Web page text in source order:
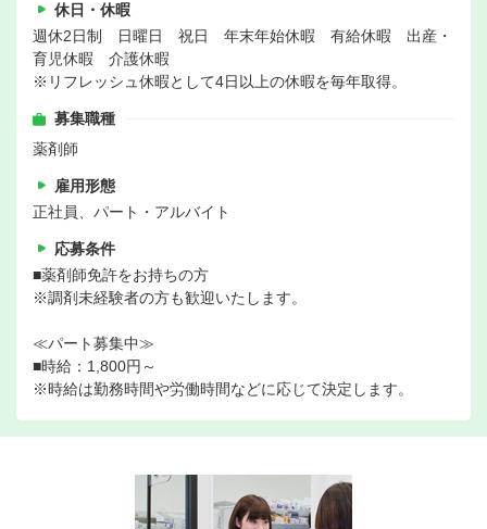
休日・休暇
週休2日制 日曜日 祝日 年末年始休暇 有給休暇 出産・
育児休暇 介護休暇
※リフレッシュ休暇として4日以上の休暇を毎年取得。
募集職種
薬剤師
雇用形態
正社員、パート・アルバイト
応募条件
■薬剤師免許をお持ちの方
※調剤未経験者の方も歓迎いたします。
≪パート募集中≫
■時給：1,800円～
※時給は勤務時間や労働時間などに応じて決定します。